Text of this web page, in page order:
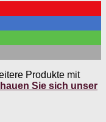
Produkte mit
Sie sich unser